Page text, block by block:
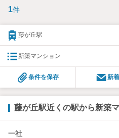
1件
藤が丘駅
新築マンション
条件を保存 新
藤が丘駅近くの駅から新築
一社